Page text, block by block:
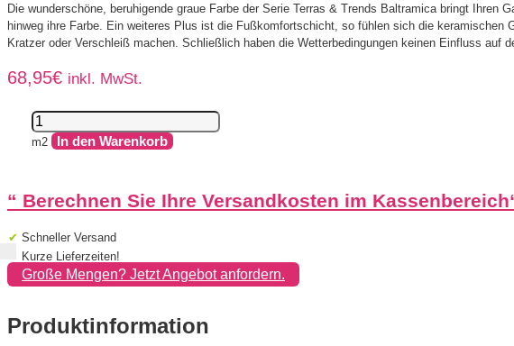
Die wunderschöne, beruhigende graue Farbe der Serie Terras & Trends Baltramica bringt
hinweg ihre Farbe. Ein weiteres Plus ist die Fußkomfortschicht, so fühlen sich die
Kratzer oder Verschleiß machen. Schließlich haben die Wetterbedingungen keinen Einfluss auf
68,95€ inkl. MwSt.
Baltramica
basic
Menge
m2 In den Warenkorb
“ Berechnen Sie Ihre Versandkosten im Kassenbereich
✔ Schneller Versand
✔ Kurze Lieferzeiten!
Große Mengen? Jetzt Angebot anfordern.
Produktinformation